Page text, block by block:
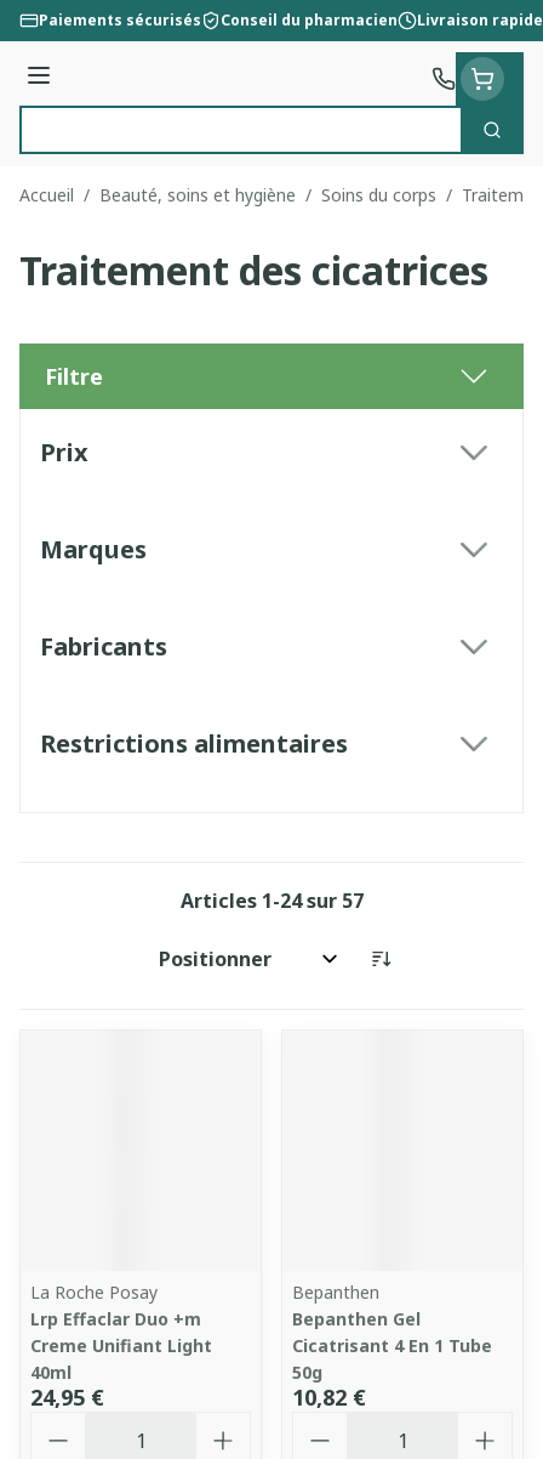
Aller au contenu
Paiements sécurisés Conseil du pharmacien Livraison rapide
Menu
Accueil / Beauté, soins et hygiène / Soins du corps /
Traitement des cicatrices
Filtre
Prix
Marques
Fabricants
Restrictions alimentaires
Articles 1-24sur 57
Trier par:
La Roche Posay
Lrp Effaclar Duo +m
Creme Unifiant Light
40ml
24,95 €
Bepanthen
Bepanthen Gel
Cicatrisant 4 En 1 Tube
50g
10,82 €